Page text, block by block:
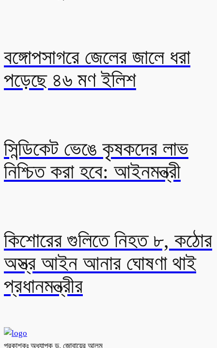
বঙ্গোপসাগরে জেলের জালে ধরা
পড়েছে ৪৬ মণ ইলিশ
সিন্ডিকেট ভেঙে কৃষকদের লাভ
নিশ্চিত করা হবে: আইনমন্ত্রী
কিশোরের গুলিতে নিহত ৮, কঠোর
অস্ত্র আইন আনার ঘোষণা থাই
প্রধানমন্ত্রীর
প্রকাশকঃ অধ্যাপক ড. জোবায়ের আলম